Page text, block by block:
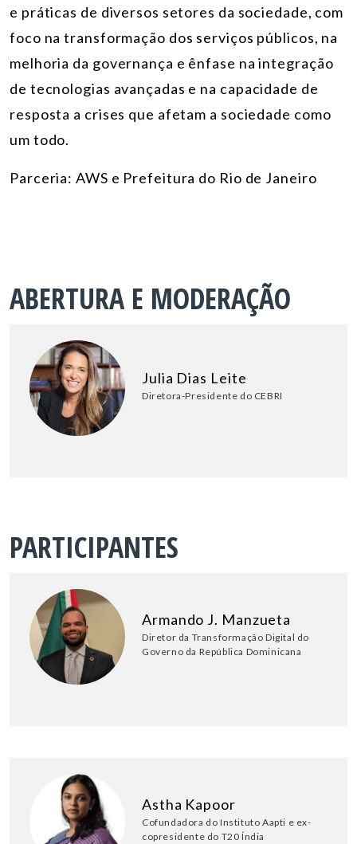
e práticas de diversos setores da sociedade, com
foco na transformação dos serviços públicos, na
melhoria da governança e ênfase na integração
de tecnologias avançadas e na capacidade de
resposta a crises que afetam a sociedade como
um todo.
Parceria: AWS e Prefeitura do Rio de Janeiro
ABERTURA E MODERAÇÃO
Julia Dias Leite
Diretora-Presidente do CEBRI
PARTICIPANTES
Armando J. Manzueta
Diretor da Transformação Digital do
Governo da República Dominicana
Astha Kapoor
Cofundadora do Instituto Aapti e ex-
copresidente do T20 Índia